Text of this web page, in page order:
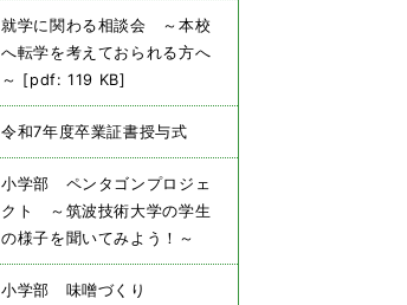
就学に関わる相談会 ～本校
へ転学を考えておられる方へ
～ [pdf: 119 KB]
令和7年度卒業証書授与式
小学部 ペンタゴンプロジェ
クト ～筑波技術大学の学生
の様子を聞いてみよう！～
小学部 味噌づくり